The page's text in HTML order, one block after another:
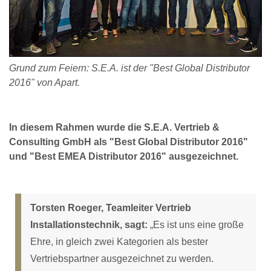
Grund zum Feiern: S.E.A. ist der "Best Global Distributor
2016" von Apart.
In diesem Rahmen wurde die S.E.A. Vertrieb &
Consulting GmbH als "Best Global Distributor 2016"
und "Best EMEA Distributor 2016" ausgezeichnet.
Torsten Roeger, Teamleiter Vertrieb
Installationstechnik, sagt: „Es ist uns eine große
Ehre, in gleich zwei Kategorien als bester
Vertriebspartner ausgezeichnet zu werden.